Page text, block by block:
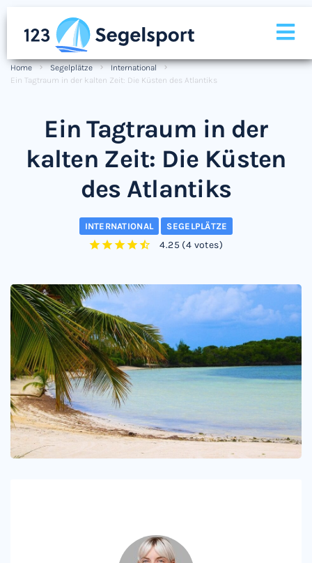
Home Segelplätze
International
Ein Tagtraum in der kalten Zeit: Die Küsten des Atlantiks
Ein Tagtraum in der
kalten Zeit: Die Küsten
des Atlantiks
INTERNATIONAL SEGELPLÄTZE
4.25 (4 votes)